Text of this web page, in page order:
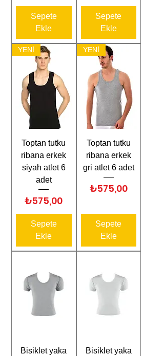
Sepete
Ekle
Sepete
Ekle
YENİ
Toptan tutku
ribana erkek
siyah atlet 6
adet
Fiyat
₺575,00
Sepete
Ekle
YENİ
Toptan tutku
ribana erkek
gri atlet 6 adet
Fiyat
₺575,00
Sepete
Ekle
Bisiklet yaka
Bisiklet yaka